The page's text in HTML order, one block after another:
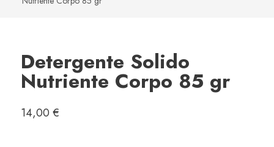
Detergente Solido
Nutriente Corpo 85 gr
14,00 €